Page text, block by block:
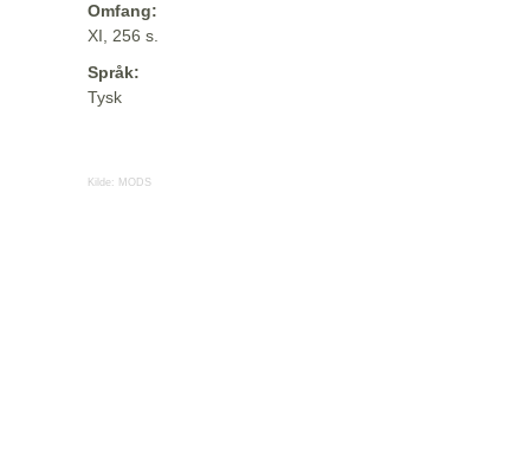
Omfang:
XI, 256 s.
Språk:
Tysk
Kilde: MODS